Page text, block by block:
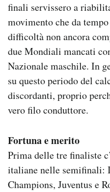
finali servissero a
movimento che da
difficoltà non ancora
due Mondiali mancati
Nazionale maschile. In
su questo periodo del
discordanti, proprio
vero filo conduttore.
Fortuna e merito
Prima delle tre finaliste
italiane nelle semifinali:
Champions, Juventus e